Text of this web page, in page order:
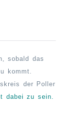
sobald das
kommt.
der Poller
dabei zu sein.